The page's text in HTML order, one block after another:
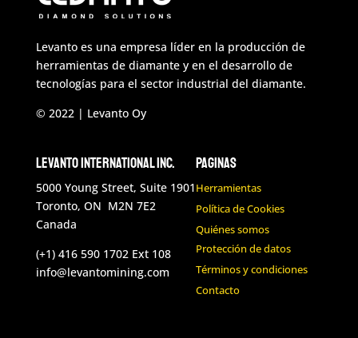
Levanto es una empresa líder en la producción de
herramientas de diamante y en el desarrollo de
tecnologías para el sector industrial del diamante.
© 2022 | Levanto Oy
Levanto International Inc.
5000 Young Street, Suite 1901
Toronto, ON M2N 7E2
Canada
(+1) 416 590 1702 Ext 108
info@levantomining.com
Paginas
Herramientas
Política de Cookies
Quiénes somos
Protección de datos
Términos y condiciones
Contacto